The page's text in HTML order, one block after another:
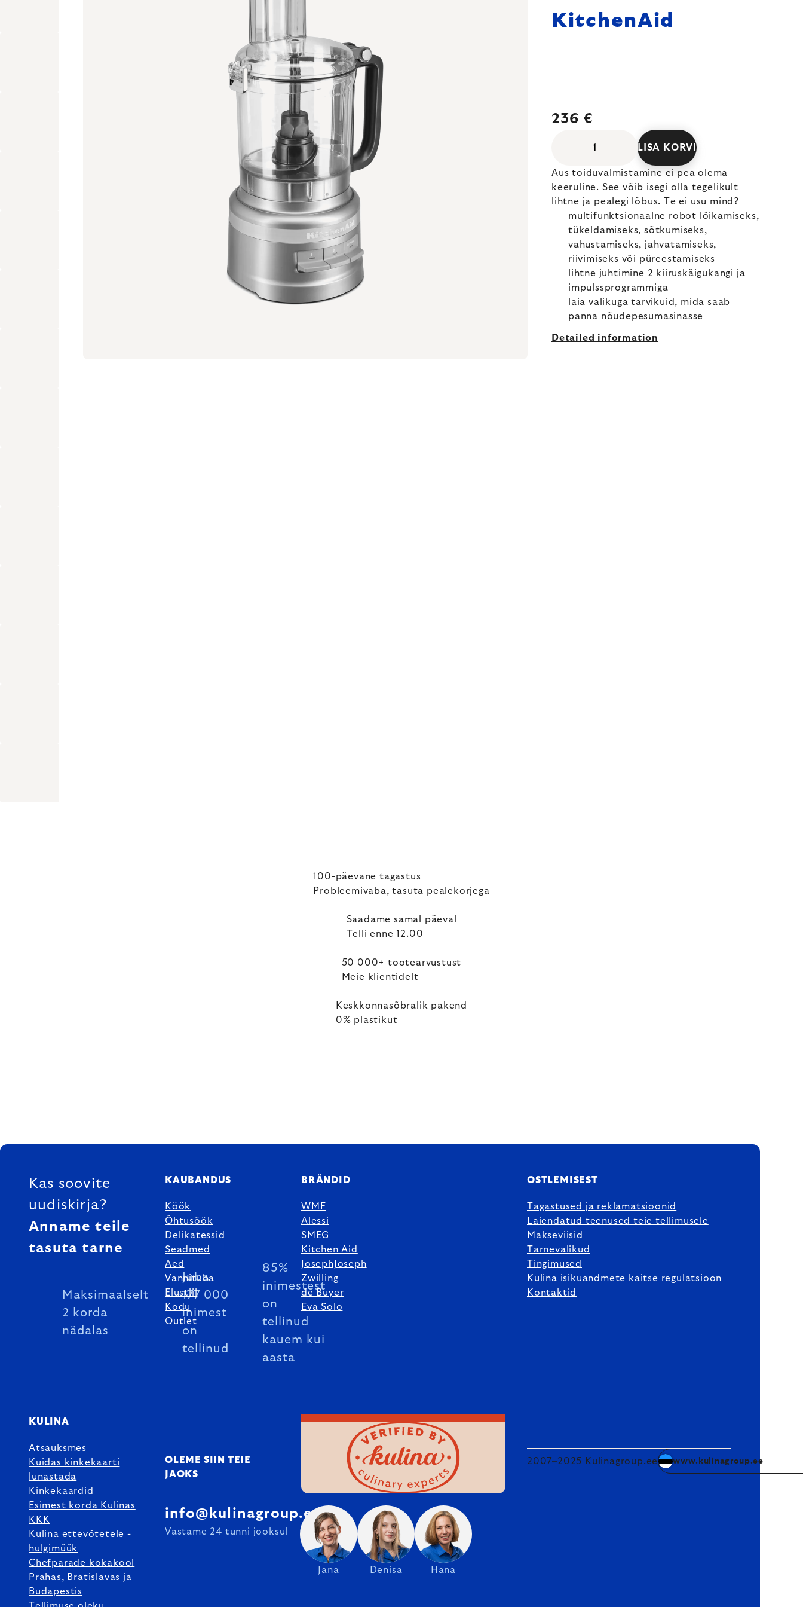
KitchenAid
236 €
LISA KORVI
Aus toiduvalmistamine ei pea olema
keeruline. See võib isegi olla tegelikult
lihtne ja pealegi lõbus. Te ei usu mind?
multifunktsionaalne robot lõikamiseks,
tükeldamiseks, sõtkumiseks,
vahustamiseks, jahvatamiseks,
riivimiseks või püreestamiseks
lihtne juhtimine 2 kiiruskäigukangi ja
impulssprogrammiga
laia valikuga tarvikuid, mida saab
panna nõudepesumasinasse
Detailed information
100-päevane tagastus
Probleemivaba, tasuta pealekorjega
Saadame samal päeval
Telli enne 12.00
50 000+ tootearvustust
Meie klientidelt
Keskkonnasõbralik pakend
0% plastikut
FOOTER
Kas soovite
uudiskirja?
Anname teile
tasuta tarne
Maksimaalselt
2 korda
nädalas
Juba
177 000
inimest
on
tellinud
85%
inimestest
on
tellinud
kauem kui
aasta
KAUBANDUS
Köök
Õhtusöök
Delikatessid
Seadmed
Aed
Vannituba
Elustiil
Kodu
Outlet
BRÄNDID
WMF
Alessi
SMEG
Kitchen Aid
JosephJoseph
Zwilling
de Buyer
Eva Solo
OSTLEMISEST
Tagastused ja reklamatsioonid
Laiendatud teenused teie tellimusele
Makseviisid
Tarnevalikud
Tingimused
Kulina isikuandmete kaitse regulatsioon
Kontaktid
KULINA
Atsauksmes
Kuidas kinkekaarti
lunastada
Kinkekaardid
Esimest korda Kulinas
KKK
Kulina ettevõtetele -
hulgimüük
Chefparade kokakool
Prahas, Bratislavas ja
Budapestis
OLEME SIIN TEIE
JAOKS
Jana Denisa Hana
info@kulinagroup.ee
Vastame 24 tunni jooksul
2007–2025 Kulinagroup.ee www.kulinagroup.ee